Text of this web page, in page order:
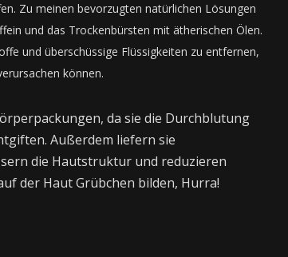
Zu meinen bevorzugten natürlichen Lösungen
und das Trockenbürsten mit ätherischen Ölen.
und überschüssige Flüssigkeiten zu entfernen,
können.
da sie die Durchblutung
Außerdem liefern sie
die Hautstruktur und reduzieren
der Haut Grübchen bilden, Hurra!